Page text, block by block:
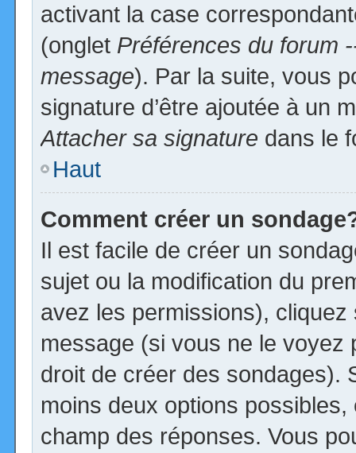
activant la case
(onglet Préférences du forum
message). Par la suite, vous
signature d’être ajoutée à un
Attacher sa signature dans le
Haut
Comment créer un
Il est facile de créer un
sujet ou la modification du
avez les permissions), cliquez
message (si vous ne le voyez
droit de créer des sondages).
moins deux options
champ des réponses. Vous